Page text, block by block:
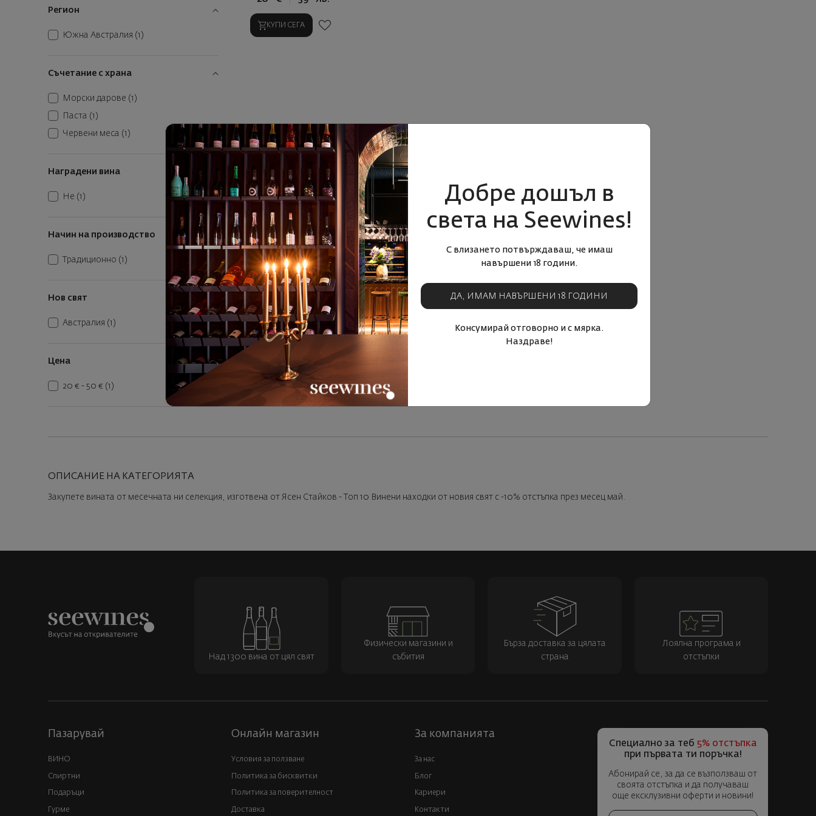
Регион
Южна Австралия (1)
Съчетание с храна
Морски дарове (1)
Паста (1)
Червени меса (1)
Наградени вина
Не (1)
Начин на производство
Традиционно (1)
Нов свят
Австралия (1)
Цена
20 € - 50 € (1)
КУПИ СЕГА
ОПИСАНИЕ НА КАТЕГОРИЯТА
Закупете вината от месечната ни селекция, изготвена от Ясен Стайков - Топ 10 Винени находки от новия свят с -10% отстъпка през месец май.
Добре дошъл в
света на Seewines!
С влизането потвърждаваш, че имаш
навършени 18 години.
ДА, ИМАМ НАВЪРШЕНИ 18 ГОДИНИ
Консумирай отговорно и с мярка.
Наздраве!
Над 1300 вина от цял свят
Физически магазини и
събития
Бърза доставка за цялата
страна
Лоялна програма и
отстъпки
Пазарувай
ВИНО
Спиртни
Подаръци
Гурме
Онлайн магазин
Условия за ползване
Политика за бисквитки
Политика за поверителност
Доставка
За компанията
За нас
Блог
Кариери
Контакти
Специално за теб 5% отстъпка
при първата ти поръчка!
Абонирай се, за да се възползваш от
своята отстъпка и да получаваш
още ексклузивни оферти и новини!